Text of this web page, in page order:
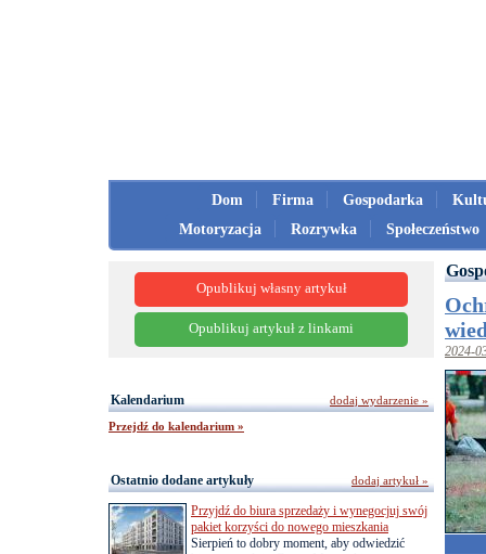
Dom Firma Gospodarka
Motoryzacja
Rozrywka Społeczeństwo
2024-
Opublikuj własny artykuł
Opublikuj artykuł z linkami
Kalendarium
Przejdź do kalendarium »
dodaj wydarzenie »
Ostatnio dodane artykuły
Przyjdź do biura sprzedaży i wynegocjuj swój
pakiet korzyści do nowego mieszkania
Sierpień to dobry moment, aby odwiedzić
dodaj artykuł »